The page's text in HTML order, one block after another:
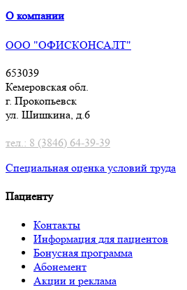
О компании
ООО "ОФИСКОНСАЛТ"
653039
Кемеровская обл.
г. Прокопьевск
ул. Шишкина, д.6
тел.: 8 (3846) 64-39-39
Специальная оценка условий труда
Пациенту
Контакты
Информация для пациентов
Бонусная программа
Абонемент
Акции и реклама